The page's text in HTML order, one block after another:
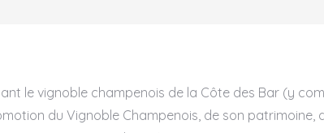
le vignoble champenois de la Côte des Bar (y
du Vignoble Champenois, de son